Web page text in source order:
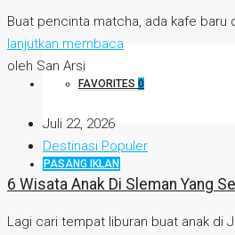
FAVORITES 0
PASANG IKLAN
Buat pencinta matcha, ada kafe baru
lanjutkan membaca
oleh San Arsi
Juli 22, 2026
Destinasi Populer
6 Wisata Anak Di Sleman Yang
Lagi cari tempat liburan buat anak di